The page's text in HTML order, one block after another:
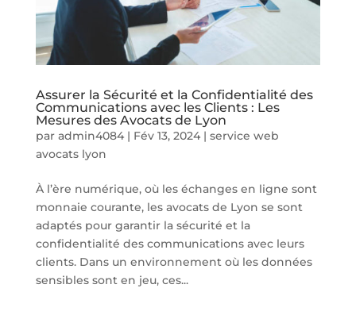
Assurer la Sécurité et la Confidentialité des
Communications avec les Clients : Les
Mesures des Avocats de Lyon
par admin4084| Fév 13, 2024| service web
avocats lyon
À l’ère numérique, où les échanges en ligne sont
monnaie courante, les avocats de Lyon se sont
adaptés pour garantir la sécurité et la
confidentialité des communications avec leurs
clients. Dans un environnement où les données
sensibles sont en jeu, ces...